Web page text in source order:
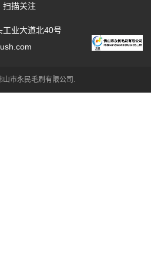
扫描关注
业大道北40号
市永民毛刷有限公司.